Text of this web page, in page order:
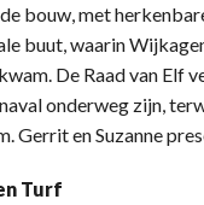
bouw, met
buut, waarin
De Raad van Elf
onderweg zijn,
Gerrit en Suzanne
Turf